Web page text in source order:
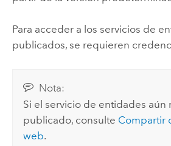
Para acceder a los servicios de
publicados, se requieren
Nota:
Si el servicio de entidades aún
publicado, consulte Compartir
web.